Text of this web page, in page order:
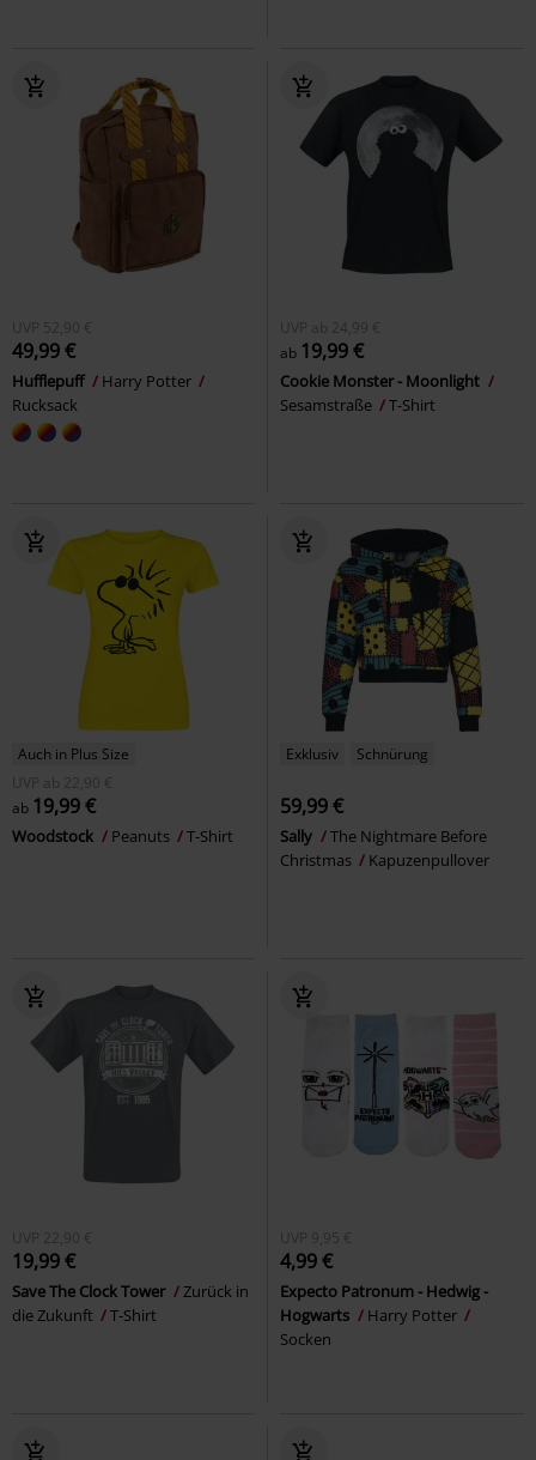
UVP 52,90 €
49,99 €
Hufflepuff
Harry Potter
Rucksack
UVP ab 24,99 €
ab 19,99 €
Cookie Monster - Moonlight
Sesamstraße
T-Shirt
Auch in Plus Size
UVP
ab 22,90 €
ab 19,99 €
Woodstock Peanuts T-Shirt
Exklusiv Schnürung
59,99 €
Sally
The Nightmare Before
Christmas
Kapuzenpullover
UVP 22,90 €
19,99 €
Save The Clock Tower
Zurück in
die Zukunft
T-Shirt
UVP 9,95 €
4,99 €
Expecto Patronum - Hedwig -
Hogwarts
Harry Potter
Socken